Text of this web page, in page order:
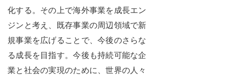
化する。その上で海外事業を成長エン
ジンと考え、既存事業の周辺領域で新
規事業を広げることで、今後のさらな
る成長を目指す。今後も持続可能な企
業と社会の実現のために、世界の人々